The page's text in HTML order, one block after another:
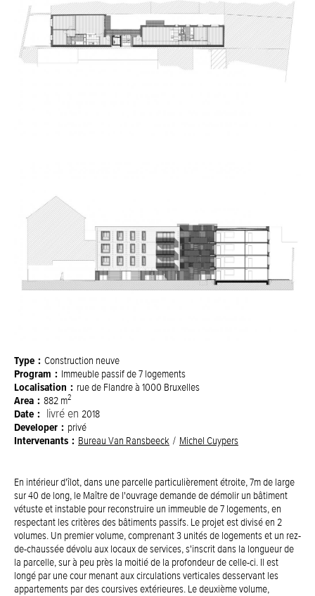
Type Construction neuve
Program Immeuble passif de 7 logements
Localisation rue de Flandre à 1000 Bruxelles
Area 882 m2
Date livré en 2018
Developer privé
Intervenants Bureau Van Ransbeeck Michel Cuypers
En intérieur d'îlot, dans une parcelle particulièrement étroite, 7m de large
sur 40 de long, le Maître de l'ouvrage demande de démolir un bâtiment
vétuste et instable pour reconstruire un immeuble de 7 logements, en
respectant les critères des bâtiments passifs. Le projet est divisé en 2
volumes. Un premier volume, comprenant 3 unités de logements et un rez-
de-chaussée dévolu aux locaux de services, s'inscrit dans la longueur de
la parcelle, sur à peu près la moitié de la profondeur de celle-ci. Il est
longé par une cour menant aux circulations verticales desservant les
appartements par des coursives extérieures. Le deuxième volume,